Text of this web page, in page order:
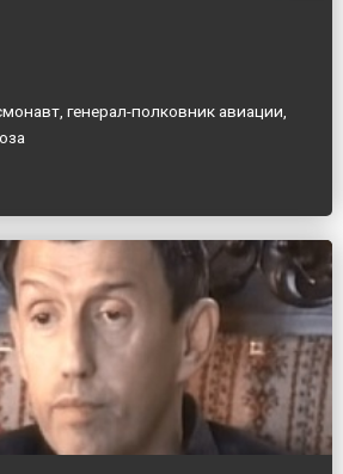
генерал-полковник авиации,